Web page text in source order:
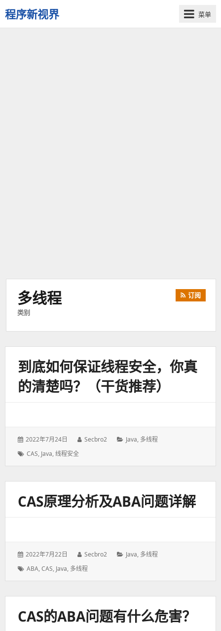
程序新视界
开
菜单
多线程
类别
订阅
到底如何保证线程安全，你真
的清楚吗？（干货推荐）
发
于：
2022年7月24日
作
Secbro2
分
Java, 多线程
标
CAS, Java,线程安全
CAS原理分析及ABA问题详解
发
于：
2022年7月22日
作
者：
Secbro2
分
Java, 多线程
标
ABA,CAS, Java, 多线程
CAS的ABA问题有什么危害？